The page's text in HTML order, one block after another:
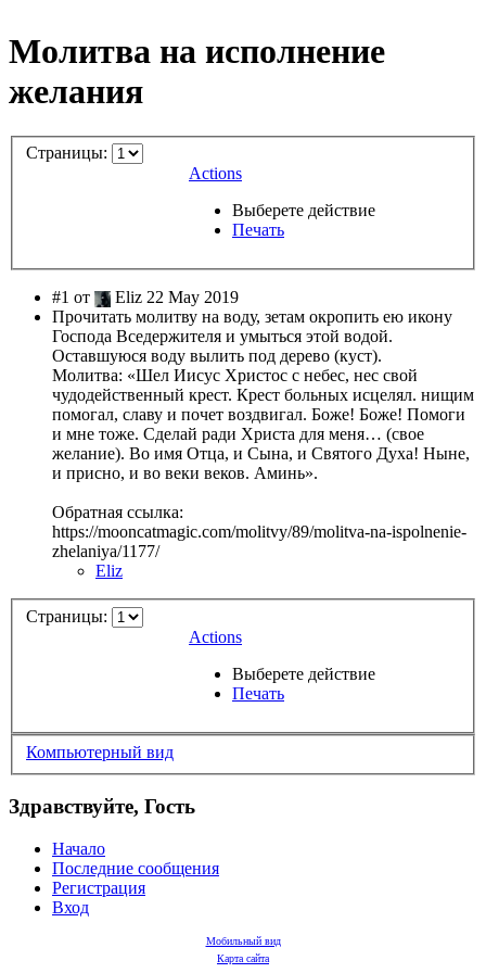
Молитва на исполнение
желания
Страницы:
Actions
Выберете действие
Печать
#1 от
Eliz 22 May 2019
Прочитать молитву на воду, зетам окропить ею икону
Господа Вседержителя и умыться этой водой.
Оставшуюся воду вылить под дерево (куст).
Молитва: «Шел Иисус Христос с небес, нес свой
чудодейственный крест. Крест больных исцелял. нищим
помогал, славу и почет воздвигал. Боже! Боже! Помоги
и мне тоже. Сделай ради Христа для меня… (свое
желание). Во имя Отца, и Сына, и Святого Духа! Ныне,
и присно, и во веки веков. Аминь».
Обратная ссылка:
https://mooncatmagic.com/molitvy/89/molitva-na-ispolnenie-
zhelaniya/1177/
Eliz
Страницы:
Actions
Выберете действие
Печать
Компьютерный вид
Здравствуйте, Гость
Начало
Последние сообщения
Регистрация
Вход
Мобильный вид
Карта сайта